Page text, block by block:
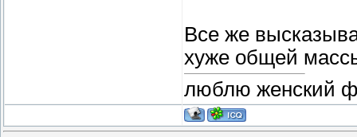
Все же
хуже общей
люблю женский